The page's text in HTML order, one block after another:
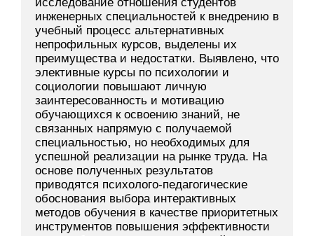
инженерных специальностей к внедрению в
учебный процесс альтернативных
непрофильных курсов, выделены их
преимущества и недостатки. Выявлено, что
элективные курсы по психологии и
социологии повышают личную
заинтересованность и мотивацию
обучающихся к освоению знаний, не
связанных напрямую с получаемой
специальностью, но необходимых для
успешной реализации на рынке труда. На
основе полученных результатов
приводятся психолого-педагогические
обоснования выбора интерактивных
методов обучения в качестве приоритетных
инструментов повышения эффективности